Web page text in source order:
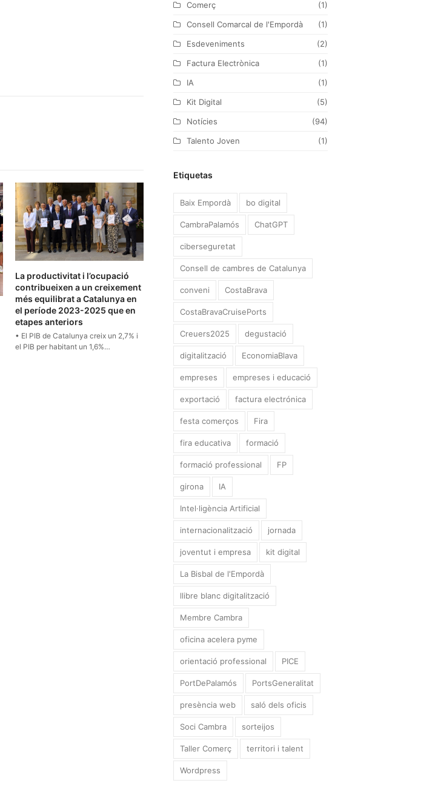
La productivitat i l’ocupació
contribueixen a un creixement
més equilibrat a Catalunya en
el període 2023-2025 que en
etapes anteriors
• El PIB de Catalunya creix un 2,7% i
el PIB per habitant un 1,6%…
Comerç
(1)
Consell Comarcal de l'Empordà
(1)
Esdeveniments
(2)
Factura Electrònica
(1)
IA
(1)
Kit Digital
(5)
Notícies
(94)
Talento Joven
(1)
Etiquetas
Baix Empordà bo digital
CambraPalamós ChatGPT
ciberseguretat
Consell de cambres de Catalunya
conveni CostaBrava
CostaBravaCruisePorts
Creuers2025 degustació
digitalització EconomiaBlava
empreses empreses i educació
exportació factura electrónica
festa comerços Fira
fira educativa formació
formació professional FP
girona IA
Intel·ligència Artificial
internacionalització jornada
joventut i empresa kit digital
La Bisbal de l'Empordà
llibre blanc digitalització
Membre Cambra
oficina acelera pyme
orientació professional PICE
PortDePalamós PortsGeneralitat
presència web saló dels oficis
Soci Cambra sorteijos
Taller Comerç territori i talent
Wordpress